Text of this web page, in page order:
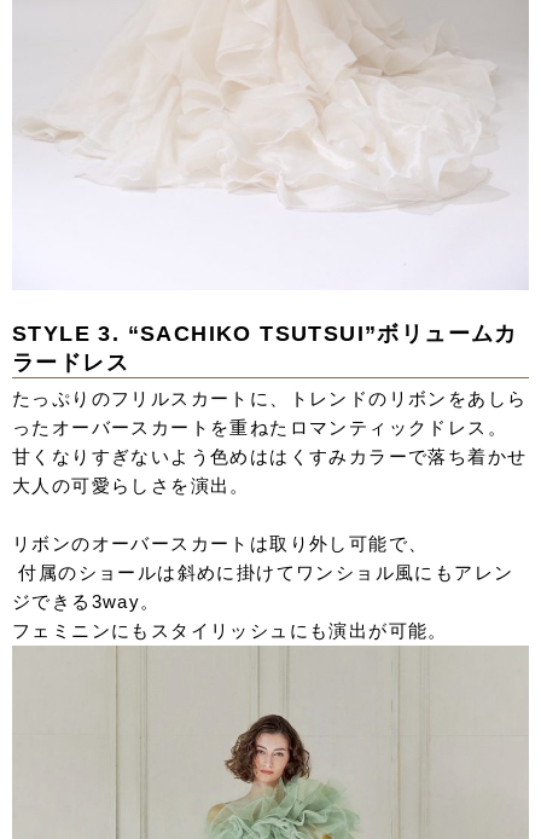
STYLE 3. “SACHIKO TSUTSUI”ボリュームカ
ラードレス
たっぷりのフリルスカートに、トレンドのリボンをあしら
ったオーバースカートを重ねたロマンティックドレス。
甘くなりすぎないよう色めははくすみカラーで落ち着かせ
大人の可愛らしさを演出。
リボンのオーバースカートは取り外し可能で、
付属のショールは斜めに掛けてワンショル風にもアレン
ジできる3way。
フェミニンにもスタイリッシュにも演出が可能。